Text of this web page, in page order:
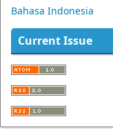
Bahasa Indonesia
Current Issue